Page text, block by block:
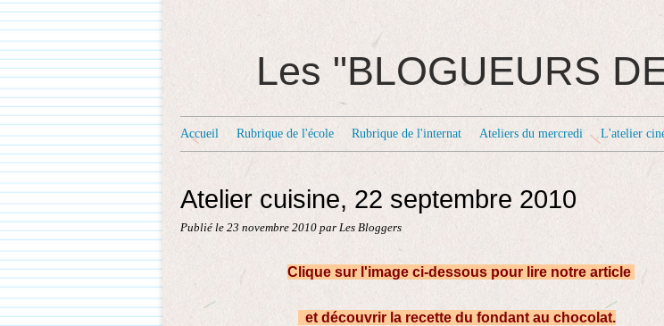
Les "BLOGUEURS
Accueil Rubrique de l'école Rubrique de l'internat Ateliers du mercredi L'atelier
Atelier cuisine, 22 septembre 2010
Publié le 23 novembre 2010 par Les Bloggers
Clique sur l'image ci-dessous pour lire notre article
et découvrir la recette du fondant au chocolat.